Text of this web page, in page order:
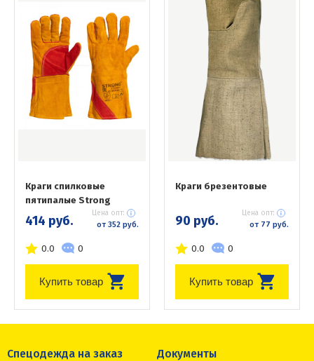
Краги спилковые
пятипалые Strong
414 руб. Цена опт:
от 352 руб.
0.0 0
Купить товар
Краги брезентовые
90 руб. Цена опт:
от 77 руб.
0.0 0
Купить товар
Спецодежда на заказ
Документы